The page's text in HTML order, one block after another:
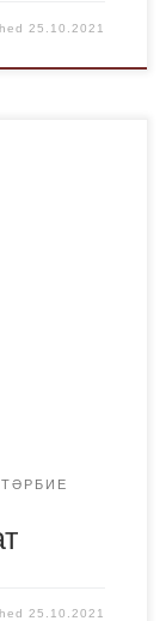
25.10.2021
ТӘРБИЕ
25.10.2021